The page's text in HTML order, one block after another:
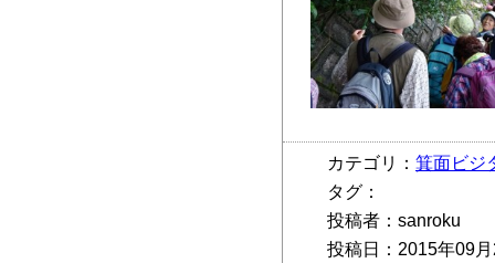
カテゴリ： 箕面ビジ
タグ：
投稿者：sanroku
投稿日：2015年09